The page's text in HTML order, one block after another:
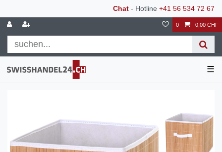
Chat - Hotline +41 56 534 72 67
0 0,00 CHF
☰